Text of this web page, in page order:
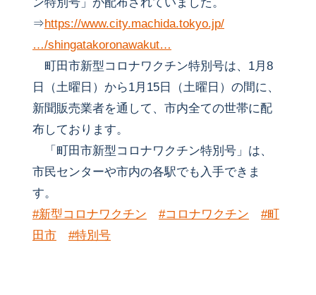
ン特別号」が配布されていました。
⇒https://www.city.machida.tokyo.jp/
…/shingatakoronawakut…
町田市新型コロナワクチン特別号は、1月8
日（土曜日）から1月15日（土曜日）の間に、
新聞販売業者を通して、市内全ての世帯に配
布しております。
「町田市新型コロナワクチン特別号」は、
市民センターや市内の各駅でも入手できま
す。
#新型コロナワクチン
#コロナワクチン
#町
田市
#特別号